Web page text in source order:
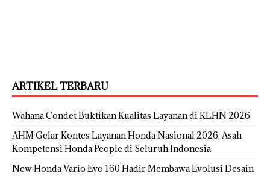
ARTIKEL TERBARU
Wahana Condet Buktikan Kualitas Layanan di KLHN 2026
AHM Gelar Kontes Layanan Honda Nasional 2026, Asah
Kompetensi Honda People di Seluruh Indonesia
New Honda Vario Evo 160 Hadir Membawa Evolusi Desain